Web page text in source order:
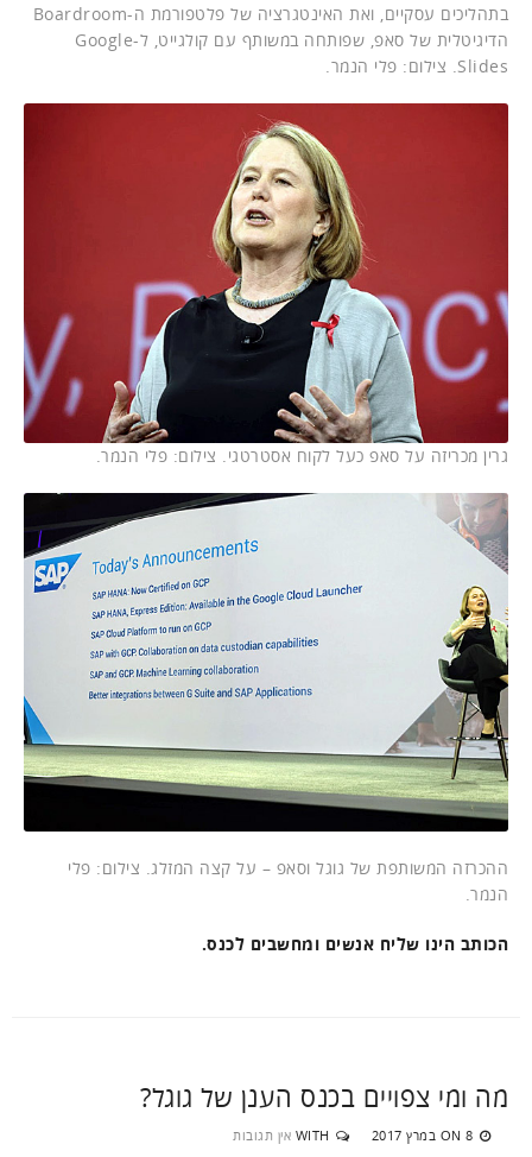
בתהליכים עסקיים, ואת האינטגרציה של פלטפורמת ה-Boardroom
הדיגיטלית של סאפ, שפותחה במשותף עם קולגייט, ל-Google
Slides. צילום: פלי הנמר.
גרין מכריזה על סאפ כעל לקוח אסטרטגי. צילום: פלי הנמר.
ההכרזה המשותפת של גוגל וסאפ – על קצה המזלג. צילום: פלי
הנמר.
הכותב הינו שליח אנשים ומחשבים לכנס.
מה ומי צפויים בכנס הענן של גוגל?
ON 8 במרץ 2017 WITH אין תגובות